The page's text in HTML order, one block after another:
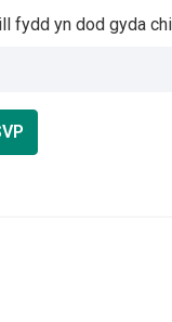
fydd yn dod gyda